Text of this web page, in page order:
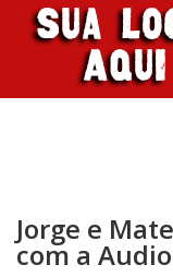
Jorge e
com a